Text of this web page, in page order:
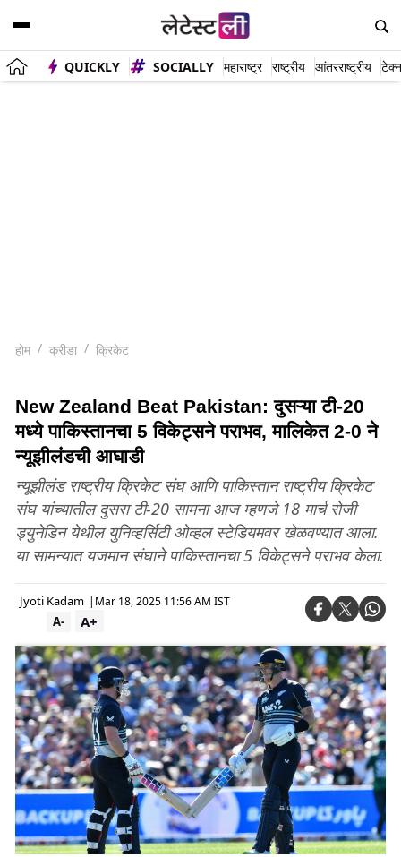
QUICKLY SOCIALLY महाराष्ट्र राष्ट्रीय आंतरराष्ट्रीय
होम क्रीडा क्रिकेट
New Zealand Beat Pakistan: दुसऱ्या टी-20
मध्ये पाकिस्तानचा 5 विकेट्सने पराभव, मालिकेत 2-0 ने
न्यूझीलंडची आघाडी
न्यूझीलंड राष्ट्रीय क्रिकेट संघ आणि पाकिस्तान राष्ट्रीय क्रिकेट
संघ यांच्यातील दुसरा टी-20 सामना आज म्हणजे 18 मार्च रोजी
ड्युनेडिन येथील युनिव्हर्सिटी ओव्हल स्टेडियमवर खेळवण्यात आला.
या सामन्यात यजमान संघाने पाकिस्तानचा 5 विकेट्सने पराभव केला.
Jyoti Kadam | Mar 18, 2025 11:56 AM IST
A+
A-